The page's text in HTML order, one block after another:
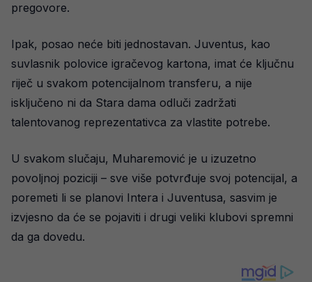
pregovore.
Ipak, posao neće biti jednostavan. Juventus, kao
suvlasnik polovice igračevog kartona, imat će ključnu
riječ u svakom potencijalnom transferu, a nije
isključeno ni da Stara dama odluči zadržati
talentovanog reprezentativca za vlastite potrebe.
U svakom slučaju, Muharemović je u izuzetno
povoljnoj poziciji – sve više potvrđuje svoj potencijal, a
poremeti li se planovi Intera i Juventusa, sasvim je
izvjesno da će se pojaviti i drugi veliki klubovi spremni
da ga dovedu.